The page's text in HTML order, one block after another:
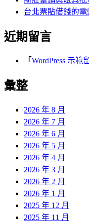
台北票貼借錢的
近期留言
「 WordPress 示範
彙整
2026 年 8 月
2026 年 7 月
2026 年 6 月
2026 年 5 月
2026 年 4 月
2026 年 3 月
2026 年 2 月
2026 年 1 月
2025 年 12 月
2025 年 11 月